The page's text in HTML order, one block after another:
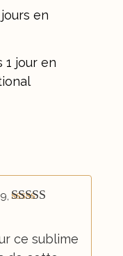
en
1 jour en
ce sublime